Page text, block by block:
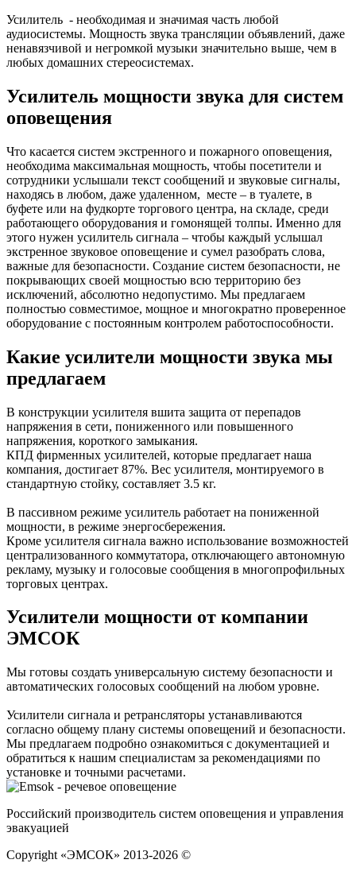
Усилитель - необходимая и значимая часть любой
аудиосистемы. Мощность звука трансляции объявлений, даже
ненавязчивой и негромкой музыки значительно выше, чем в
любых домашних стереосистемах.
Усилитель мощности звука для систем
оповещения
Что касается систем экстренного и пожарного оповещения,
необходима максимальная мощность, чтобы посетители и
сотрудники услышали текст сообщений и звуковые сигналы,
находясь в любом, даже удаленном, месте – в туалете, в
буфете или на фудкорте торгового центра, на складе, среди
работающего оборудования и гомонящей толпы. Именно для
этого нужен усилитель сигнала – чтобы каждый услышал
экстренное звуковое оповещение и сумел разобрать слова,
важные для безопасности. Создание систем безопасности, не
покрывающих своей мощностью всю территорию без
исключений, абсолютно недопустимо. Мы предлагаем
полностью совместимое, мощное и многократно проверенное
оборудование с постоянным контролем работоспособности.
Какие усилители мощности звука мы
предлагаем
В конструкции усилителя вшита защита от перепадов
напряжения в сети, пониженного или повышенного
напряжения, короткого замыкания.
КПД фирменных усилителей, которые предлагает наша
компания, достигает 87%. Вес усилителя, монтируемого в
стандартную стойку, составляет 3.5 кг.
В пассивном режиме усилитель работает на пониженной
мощности, в режиме энергосбережения.
Кроме усилителя сигнала важно использование возможностей
централизованного коммутатора, отключающего автономную
рекламу, музыку и голосовые сообщения в многопрофильных
торговых центрах.
Усилители мощности от компании
ЭМСОК
Мы готовы создать универсальную систему безопасности и
автоматических голосовых сообщений на любом уровне.
Усилители сигнала и ретрансляторы устанавливаются
согласно общему плану системы оповещений и безопасности.
Мы предлагаем подробно ознакомиться с документацией и
обратиться к нашим специалистам за рекомендациями по
установке и точными расчетами.
Российский производитель систем оповещения и управления
эвакуацией
Copyright «ЭМСОК» 2013-2026 ©